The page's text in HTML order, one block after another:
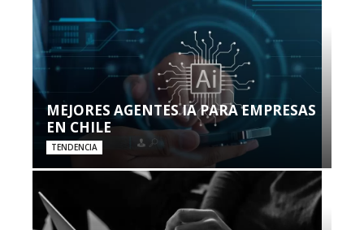
MEJORES AGENTES IA PARA EMPRESAS
EN CHILE
TENDENCIA